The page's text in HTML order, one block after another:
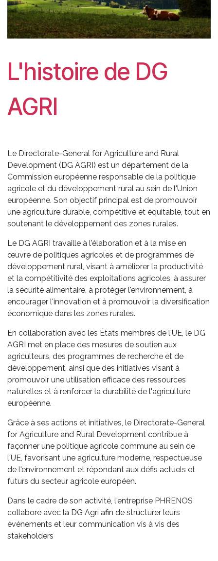
L'histoire de DG
AGRI
Le Directorate-General for Agriculture and Rural
Development (DG AGRI) est un département de la
Commission européenne responsable de la politique
agricole et du développement rural au sein de l'Union
européenne. Son objectif principal est de promouvoir
une agriculture durable, compétitive et équitable, tout en
soutenant le développement des zones rurales.
Le DG AGRI travaille à l'élaboration et à la mise en
œuvre de politiques agricoles et de programmes de
développement rural, visant à améliorer la productivité
et la compétitivité des exploitations agricoles, à assurer
la sécurité alimentaire, à protéger l'environnement, à
encourager l'innovation et à promouvoir la diversification
économique dans les zones rurales.
En collaboration avec les États membres de l'UE, le DG
AGRI met en place des mesures de soutien aux
agriculteurs, des programmes de recherche et de
développement, ainsi que des initiatives visant à
promouvoir une utilisation efficace des ressources
naturelles et à renforcer la durabilité de l'agriculture
européenne.
Grâce à ses actions et initiatives, le Directorate-General
for Agriculture and Rural Development contribue à
façonner une politique agricole commune au sein de
l'UE, favorisant une agriculture moderne, respectueuse
de l'environnement et répondant aux défis actuels et
futurs du secteur agricole européen.
Dans le cadre de son activité, l'entreprise PHRENOS
collabore avec la DG Agri afin de structurer leurs
événements et leur communication vis à vis des
stakeholders